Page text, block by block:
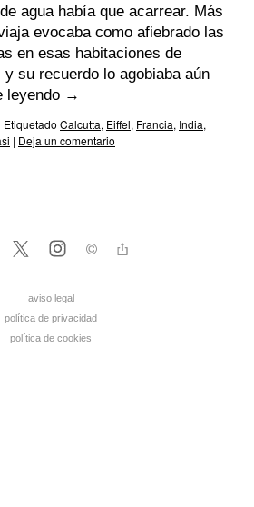
agua había que acarrear. Más
evocaba como afiebrado las
en esas habitaciones de
su recuerdo lo agobiaba aún
leyendo →
Etiquetado Calcutta, Eiffel, Francia, India,
| Deja un comentario
aviso legal
política de privacidad
política de cookies